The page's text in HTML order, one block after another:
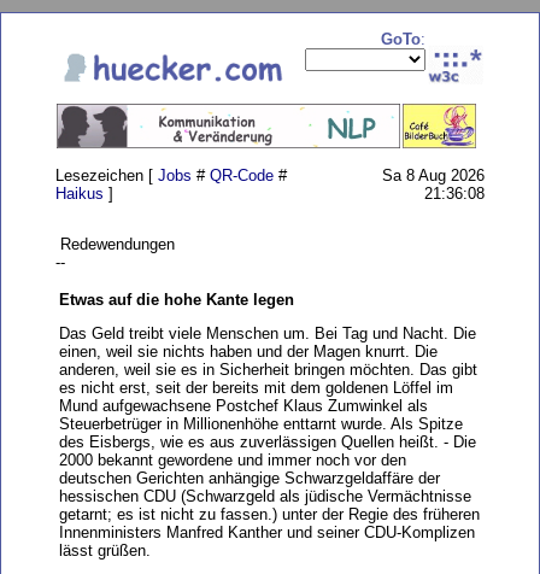
GoTo:
Lesezeichen [ Jobs # QR-Code #
Haikus ]
Sa 8 Aug 2026
21:36:08
Redewendungen
--
Etwas auf die hohe Kante legen
Das Geld treibt viele Menschen um. Bei Tag und Nacht. Die
einen, weil sie nichts haben und der Magen knurrt. Die
anderen, weil sie es in Sicherheit bringen möchten. Das gibt
es nicht erst, seit der bereits mit dem goldenen Löffel im
Mund aufgewachsene Postchef Klaus Zumwinkel als
Steuerbetrüger in Millionenhöhe enttarnt wurde. Als Spitze
des Eisbergs, wie es aus zuverlässigen Quellen heißt. - Die
2000 bekannt gewordene und immer noch vor den
deutschen Gerichten anhängige Schwarzgeldaffäre der
hessischen CDU (Schwarzgeld als jüdische Vermächtnisse
getarnt; es ist nicht zu fassen.) unter der Regie des früheren
Innenministers Manfred Kanther und seiner CDU-Komplizen
lässt grüßen.